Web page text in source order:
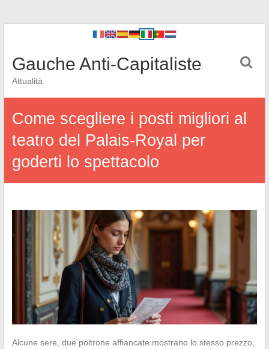
Gauche Anti-Capitaliste
Attualità
Come scegliere i posti migliori al
teatro del Palais-Royal per
goderti lo spettacolo
Alcune sere, due poltrone affiancate mostrano lo stesso prezzo,